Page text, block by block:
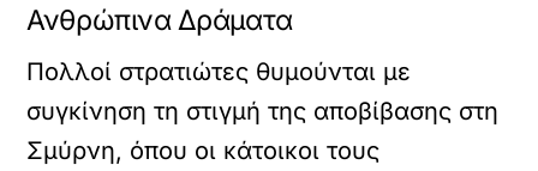
Ανθρώπινα Δράματα
Πολλοί στρατιώτες θυμούνται με
συγκίνηση τη στιγμή της αποβίβασης στη
Σμύρνη, όπου οι κάτοικοι τους